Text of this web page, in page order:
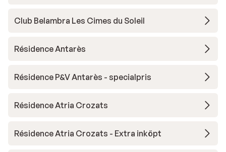
Club Belambra Les Cimes du Soleil
Résidence Antarès
Résidence P&V Antarès - specialpris
Résidence Atria Crozats
Résidence Atria Crozats - Extra inköpt